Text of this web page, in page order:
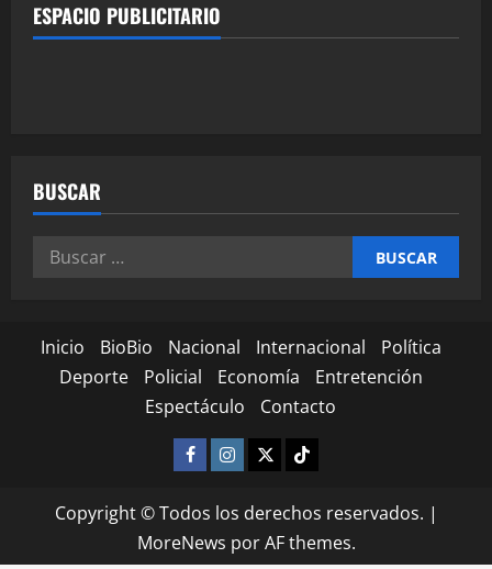
ESPACIO PUBLICITARIO
BUSCAR
Inicio BioBio Nacional Internacional
Política
Deporte
Policial Economía
Entretención
Espectáculo
Contacto
Copyright © Todos los derechos reservados. |
MoreNews por AF themes.